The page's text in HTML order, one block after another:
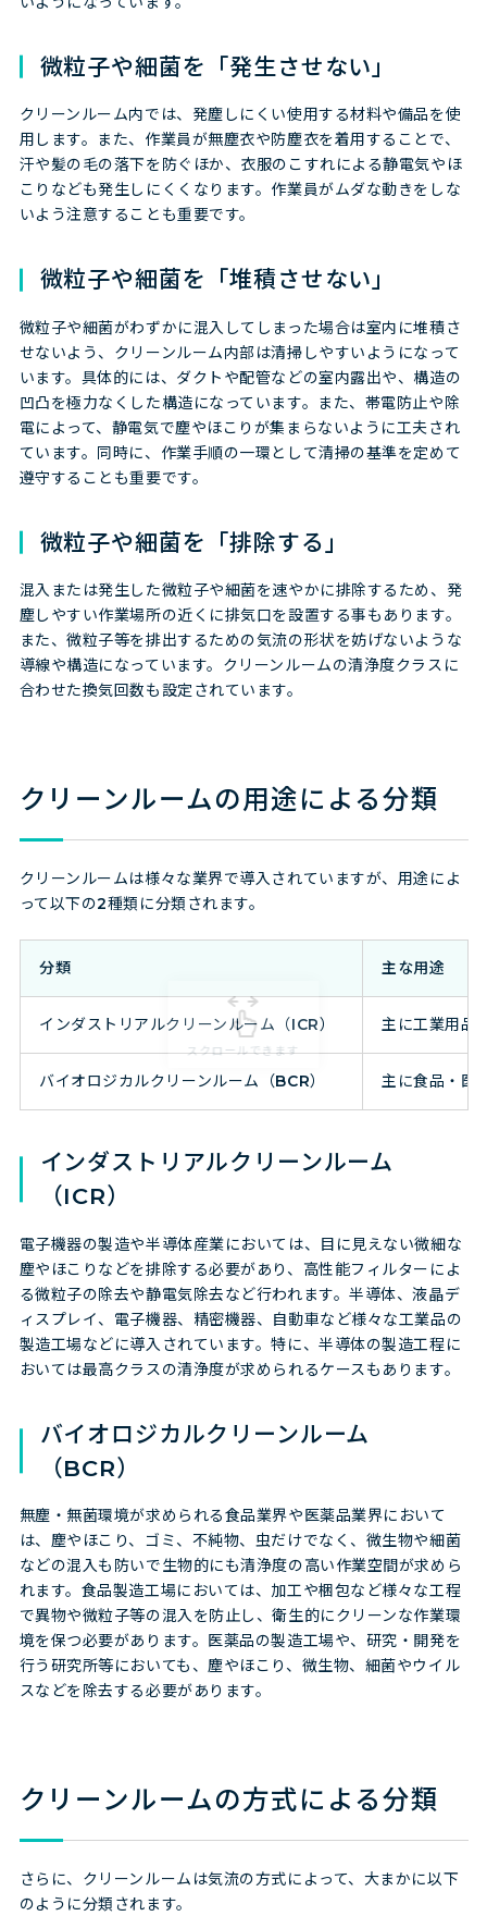
微粒子や細菌を「発生させない」
クリーンルーム内では、発塵しにくい使用する材料や備品を使
用します。また、作業員が無塵衣や防塵衣を着用することで、
汗や髪の毛の落下を防ぐほか、衣服のこすれによる静電気やほ
こりなども発生しにくくなります。作業員がムダな動きをしな
いよう注意することも重要です。
微粒子や細菌を「堆積させない」
微粒子や細菌がわずかに混入してしまった場合は室内に堆積さ
せないよう、クリーンルーム内部は清掃しやすいようになって
います。具体的には、ダクトや配管などの室内露出や、構造の
凹凸を極力なくした構造になっています。また、帯電防止や除
電によって、静電気で塵やほこりが集まらないように工夫され
ています。同時に、作業手順の一環として清掃の基準を定めて
遵守することも重要です。
微粒子や細菌を「排除する」
混入または発生した微粒子や細菌を速やかに排除するため、発
塵しやすい作業場所の近くに排気口を設置する事もあります。
また、微粒子等を排出するための気流の形状を妨げないような
導線や構造になっています。クリーンルームの清浄度クラスに
合わせた換気回数も設定されています。
クリーンルームの用途による分類
クリーンルームは様々な業界で導入されていますが、用途によ
って以下の2種類に分類されます。
分類 主な用途
インダストリアルクリーンルーム（ICR） 主に工業用品
バイオロジカルクリーンルーム（BCR） 主に食品・医
インダストリアルクリーンルーム
（ICR）
電子機器の製造や半導体産業においては、目に見えない微細な
塵やほこりなどを排除する必要があり、高性能フィルターによ
る微粒子の除去や静電気除去など行われます。半導体、液晶デ
ィスプレイ、電子機器、精密機器、自動車など様々な工業品の
製造工場などに導入されています。特に、半導体の製造工程に
おいては最高クラスの清浄度が求められるケースもあります。
バイオロジカルクリーンルーム
（BCR）
無塵・無菌環境が求められる食品業界や医薬品業界において
は、塵やほこり、ゴミ、不純物、虫だけでなく、微生物や細菌
などの混入も防いで生物的にも清浄度の高い作業空間が求めら
れます。食品製造工場においては、加工や梱包など様々な工程
で異物や微粒子等の混入を防止し、衛生的にクリーンな作業環
境を保つ必要があります。医薬品の製造工場や、研究・開発を
行う研究所等においても、塵やほこり、微生物、細菌やウイル
スなどを除去する必要があります。
クリーンルームの方式による分類
さらに、クリーンルームは気流の方式によって、大まかに以下
のように分類されます。